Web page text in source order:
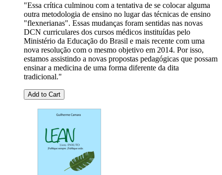
"Essa crítica culminou com a tentativa de se colocar alguma
outra metodologia de ensino no lugar das técnicas de ensino
"flexnerianas". Essas mudanças foram sentidas nas novas
DCN curriculares dos cursos médicos instituídas pelo
Ministério da Educação do Brasil e mais recente com uma
nova resolução com o mesmo objetivo em 2014. Por isso,
estamos assistindo a novas propostas pedagógicas que possam
ensinar a medicina de uma forma diferente da dita
tradicional."
Add to Cart